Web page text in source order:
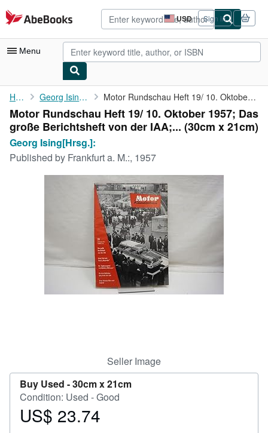
Skip to main content
AbeBooks.com USD
Site
shopping
preferences
Sign in
Menu
My Account
My Purchases
Advanced Search
Browse Collections
Start Selling
Home Georg Ising[Hrsg.]: Motor Rundschau Heft 19/ 10. Oktober 1957; Das große ...
Motor Rundschau Heft 19/ 10. Oktober 1957; Das
große Berichtsheft von der IAA;... (30cm x 21cm)
Georg Ising[Hrsg.]:
Published by Frankfurt a. M.:, 1957
Seller Image
Buy Used -30cm x 21cm
Condition: Used - Good
Price
US$ 23.74